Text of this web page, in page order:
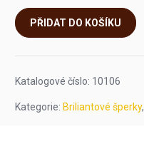
PŘIDAT DO KOŠÍKU
Katalogové číslo: 10106
Kategorie: Briliantové šperky,